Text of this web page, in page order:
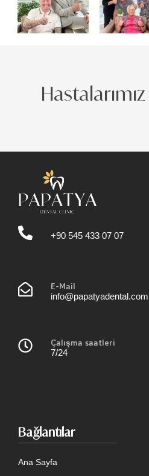
Hastalarımız
+90 545 433 07 07
E-Mail
info@papatyadental.com
Çalışma saatleri
7/24
Bağlantılar
Ana Sayfa